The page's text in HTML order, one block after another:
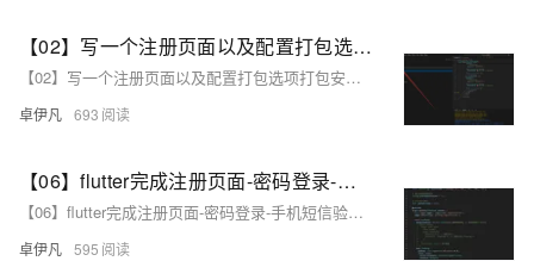
【02】写一个注册页面以及配置打包选项打包安卓apk测试—开发完整的社交APP-前端客户端开发+数据联调|以优雅草商业项目为例做开发-flutter开发-全流程-商业应用级实战开发-优雅草央千澈
【02】写一个注册页面以及配置打包选项打包安卓apk测试—开发完整的社交APP-前端客户端开发+数据联调|以优雅草商业项目为例做开发-flutter开发-全流程-商业应用级实战开发-优雅草央千澈
卓伊凡 693
【06】flutter完成注册页面-密码登录-手机短信验证-找回密码相关页面-并且实现静态跳转打包demo做演示-开发完整的社交APP-前端客户端开发+数据联调|以优雅草商业项目为例做开发-flutter开发-全流程-商业应用级实战开发-优雅草央千澈
【06】flutter完成注册页面-密码登录-手机短信验证-找回密码相关页面-并且实现静态跳转打包demo做演示-开发完整的社交APP-前端客户端开发+数据联调|以优雅草商业项目为例做开发-flutter开发-全流程-商业应用级实战开发-优雅草央千澈
卓伊凡 595